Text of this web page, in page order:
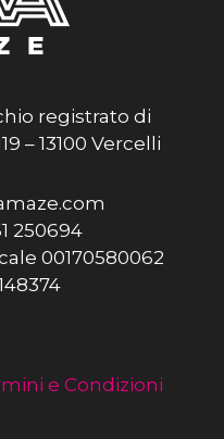
registrato di
– 13100 Vercelli
250694
00170580062
e Condizioni